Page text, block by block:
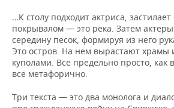
…К столу подходит актриса,
покрывалом — это река. Затем
середину песок, формируя из него
Это остров. На нем вырастают храмы
куполами. Все предельно просто, как
все метафорично.
Три текста — это два монолога и